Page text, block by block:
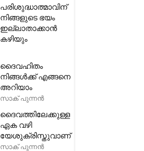
പരിശുദ്ധാത്മാവിന്
നിങ്ങളുടെ ഭയം
ഇല്ലാതാക്കാൻ
കഴിയും
ദൈവഹിതം
നിങ്ങൾക്ക് എങ്ങനെ
അറിയാം
സാക് പുന്നൻ
ദൈവത്തിലേക്കുള്ള
ഏക വഴി
യേശുക്രിസ്തുവാണ്
സാക് പുന്നൻ